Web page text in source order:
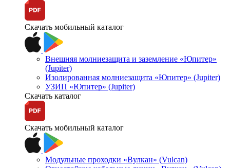
Скачать мобильный каталог
Внешняя молниезащита и заземление «Юпитер»
(Jupiter)
Изолированная молниезащита «Юпитер» (Jupiter)
УЗИП «Юпитер» (Jupiter)
Скачать каталог
Скачать мобильный каталог
Модульные проходки «Вулкан» (Vulcan)